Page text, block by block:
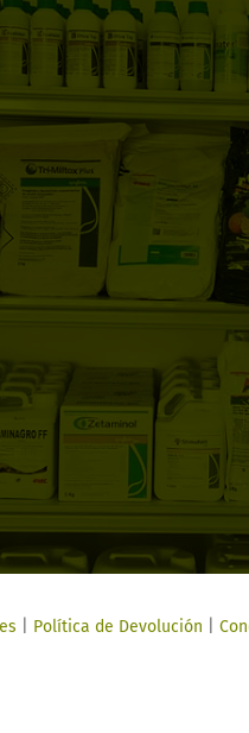
Política de Devolución |